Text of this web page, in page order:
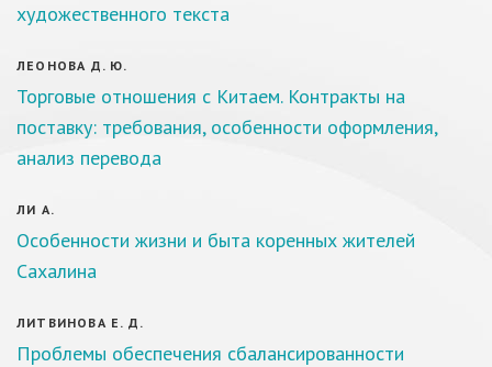
художественного текста
ЛЕОНОВА Д. Ю.
Торговые отношения с Китаем. Контракты на
поставку: требования, особенности оформления,
анализ перевода
ЛИ А.
Особенности жизни и быта коренных жителей
Сахалина
ЛИТВИНОВА Е. Д.
Проблемы обеспечения сбалансированности